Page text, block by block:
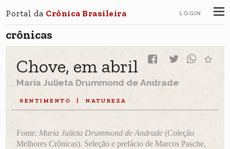
Portal da Crônica Brasileira LOGIN
crônicas
Chove, em abril
Maria Julieta Drummond de Andrade
SENTIMENTO NATUREZA
Fonte: Maria Julieta Drummond de Andrade(Coleção
Melhores Crônicas). Seleção e prefácio de Marcos Pasche,